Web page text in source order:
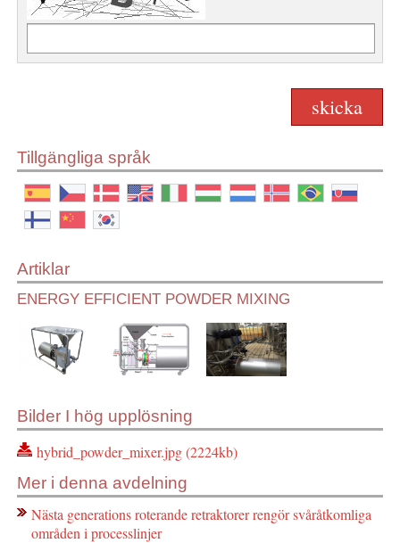
Tillgängliga språk
Artiklar
ENERGY EFFICIENT POWDER MIXING
Bilder I hög upplösning
hybrid_powder_mixer.jpg (2224kb)
Mer i denna avdelning
Nästa generations roterande retraktorer rengör svåråtkomliga
områden i processlinjer